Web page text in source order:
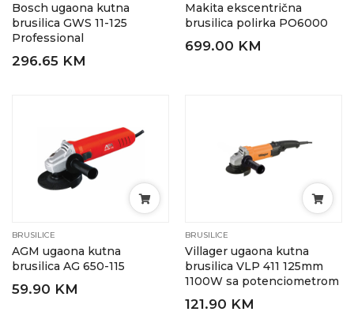
Bosch ugaona kutna
brusilica GWS 11-125
Professional
296.65 KM
Makita ekscentrična
brusilica polirka PO6000
699.00 KM
BRUSILICE
AGM ugaona kutna
brusilica AG 650-115
59.90 KM
BRUSILICE
Villager ugaona kutna
brusilica VLP 411 125mm
1100W sa potenciometrom
121.90 KM